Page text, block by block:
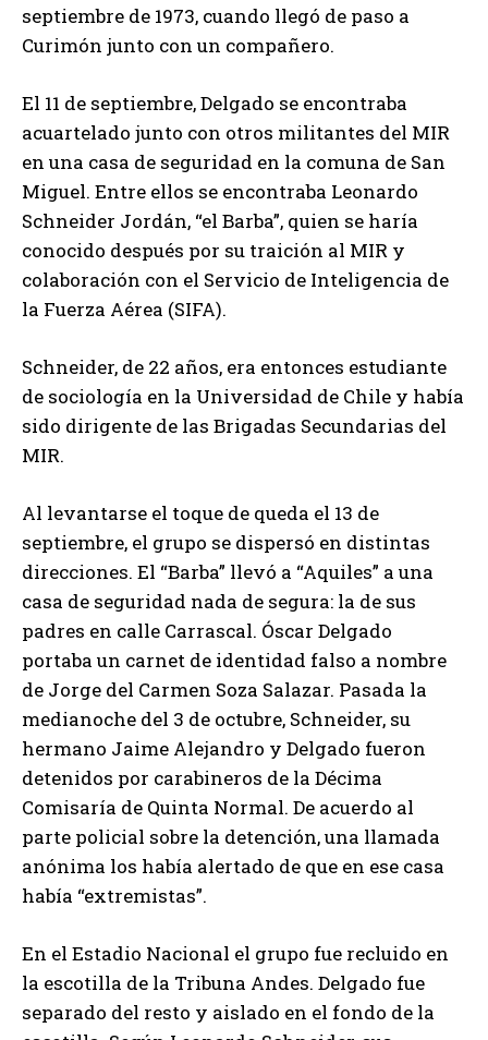
septiembre de 1973, cuando llegó de paso a
Curimón junto con un compañero.
El 11 de septiembre, Delgado se encontraba
acuartelado junto con otros militantes del MIR
en una casa de seguridad en la comuna de San
Miguel. Entre ellos se encontraba Leonardo
Schneider Jordán, “el Barba”, quien se haría
conocido después por su traición al MIR y
colaboración con el Servicio de Inteligencia de
la Fuerza Aérea (SIFA).
Schneider, de 22 años, era entonces estudiante
de sociología en la Universidad de Chile y había
sido dirigente de las Brigadas Secundarias del
MIR.
Al levantarse el toque de queda el 13 de
septiembre, el grupo se dispersó en distintas
direcciones. El “Barba” llevó a “Aquiles” a una
casa de seguridad nada de segura: la de sus
padres en calle Carrascal. Óscar Delgado
portaba un carnet de identidad falso a nombre
de Jorge del Carmen Soza Salazar. Pasada la
medianoche del 3 de octubre, Schneider, su
hermano Jaime Alejandro y Delgado fueron
detenidos por carabineros de la Décima
Comisaría de Quinta Normal. De acuerdo al
parte policial sobre la detención, una llamada
anónima los había alertado de que en ese casa
había “extremistas”.
En el Estadio Nacional el grupo fue recluido en
la escotilla de la Tribuna Andes. Delgado fue
separado del resto y aislado en el fondo de la